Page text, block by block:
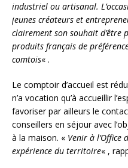
industriel ou artisanal.
jeunes créateurs et
clairement son souhait d’être
produits français de
comtois« .
Le comptoir d’accueil est
n’a vocation qu’à accueillir
favoriser par ailleurs le
conseillers en séjour avec
à la maison. « Venir à l’Office
expérience du territoire« ,